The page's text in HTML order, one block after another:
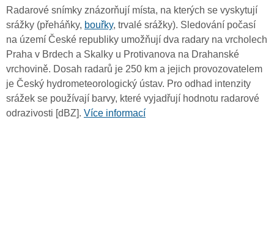
Radarové snímky znázorňují místa, na kterých se vyskytují
srážky (přeháňky, bouřky, trvalé srážky). Sledování počasí
na území České republiky umožňují dva radary na vrcholech
Praha v Brdech a Skalky u Protivanova na Drahanské
vrchovině. Dosah radarů je 250 km a jejich provozovatelem
je Český hydrometeorologický ústav. Pro odhad intenzity
srážek se používají barvy, které vyjadřují hodnotu radarové
odrazivosti [dBZ]. Více informací